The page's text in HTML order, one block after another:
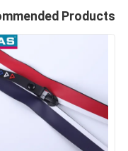
Products